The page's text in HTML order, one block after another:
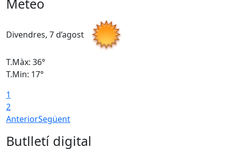
Divendres, 7 d’agost
T.Màx: 36°
T.Min: 17°
1
2
AnteriorSegüent
Butlletí digital